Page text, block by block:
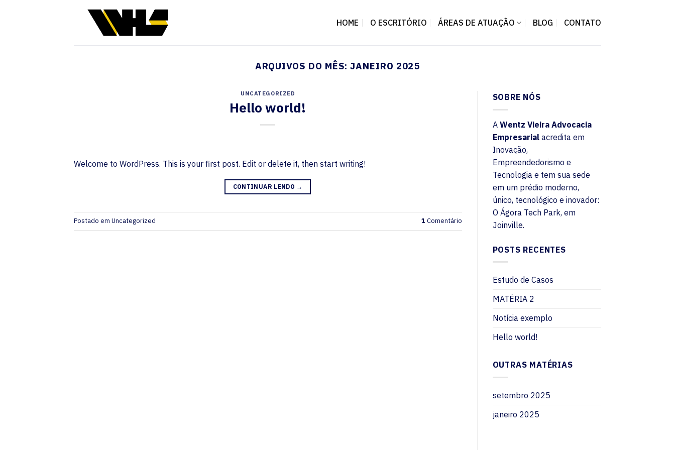
HOME O ESCRITÓRIO ÁREAS DE ATUAÇÃO BLOG CONTATO
ARQUIVOS DO MÊS:JANEIRO 2025
UNCATEGORIZED
Hello world!
Welcome to WordPress. This is your first post. Edit or delete it, then start writing!
CONTINUAR LENDO →
Postado em Uncategorized 1 Comentário
SOBRE NÓS
A Wentz Vieira Advocacia
Empresarialacredita em
Inovação,
Empreendedorismo e
Tecnologia e tem sua sede
em um prédio moderno,
único, tecnológico e inovador:
O Ágora Tech Park, em
Joinville.
POSTS RECENTES
Estudo de Casos
MATÉRIA 2
Notícia exemplo
Hello world!
OUTRAS MATÉRIAS
setembro 2025
janeiro 2025